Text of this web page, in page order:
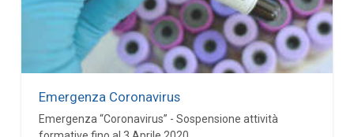
Emergenza Coronavirus
Emergenza “Coronavirus” - Sospensione attività